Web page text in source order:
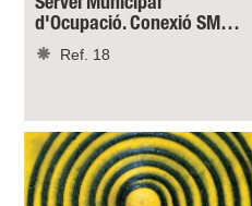
d'Ocupació. Conexió SM…
Ref. 18